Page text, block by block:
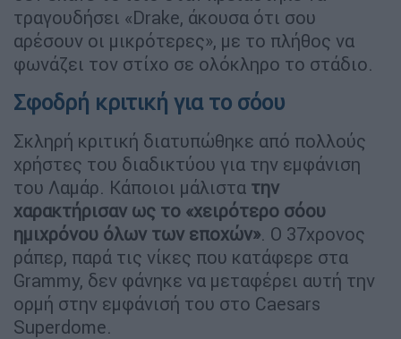
τραγουδήσει «Drake, άκουσα ότι σου
αρέσουν οι μικρότερες», με το πλήθος να
φωνάζει τον στίχο σε ολόκληρο το στάδιο.
Σφοδρή κριτική για το σόου
Σκληρή κριτική διατυπώθηκε από πολλούς
χρήστες του διαδικτύου για την εμφάνιση
του Λαμάρ. Κάποιοι μάλιστα την
χαρακτήρισαν ως το «χειρότερο σόου
ημιχρόνου όλων των εποχών». Ο 37χρονος
ράπερ, παρά τις νίκες που κατάφερε στα
Grammy, δεν φάνηκε να μεταφέρει αυτή την
ορμή στην εμφάνισή του στο Caesars
Superdome.